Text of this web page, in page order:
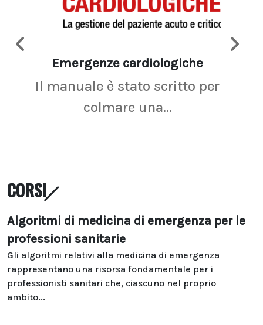
Emergenze cardiologiche
Il manuale è stato scritto per
colmare una...
CORSI
Algoritmi di medicina di emergenza per le
professioni sanitarie
Gli algoritmi relativi alla medicina di emergenza
rappresentano una risorsa fondamentale per i
professionisti sanitari che, ciascuno nel proprio
ambito...